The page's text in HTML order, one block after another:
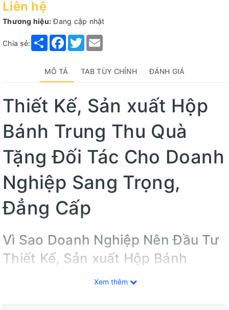
Liên hệ
Thương hiệu: Đang cập nhật
Chia sẻ: Share Facebook
Twitter
MÔ TẢ TAB TÙY CHỈNH ĐÁNH GIÁ
Thiết Kế, Sản xuất Hộp
Bánh Trung Thu Quà
Tặng Đối Tác Cho Doanh
Nghiệp Sang Trọng,
Đẳng Cấp
Vì Sao Doanh Nghiệp Nên Đầu Tư
Thiết Kế, Sản xuất Hộp Bánh
Trung Thu in thương hiệu?
Xem thêm